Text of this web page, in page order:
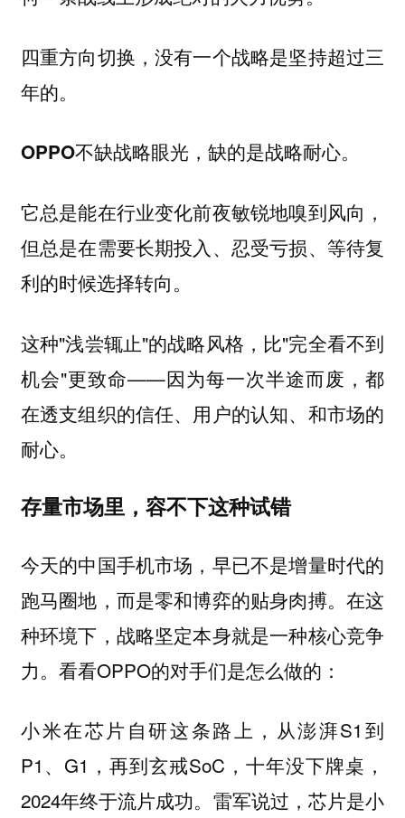
四重方向切换，没有一个战略是坚持超过三
年的。
OPPO不缺战略眼光，缺的是战略耐心。
它总是能在行业变化前夜敏锐地嗅到风向，
但总是在需要长期投入、忍受亏损、等待复
利的时候选择转向。
这种"浅尝辄止"的战略风格，比"完全看不到
机会"更致命——因为每一次半途而废，都
在透支组织的信任、用户的认知、和市场的
耐心。
存量市场里，容不下这种试错
今天的中国手机市场，早已不是增量时代的
跑马圈地，而是零和博弈的贴身肉搏。在这
种环境下，战略坚定本身就是一种核心竞争
力。看看OPPO的对手们是怎么做的：
小米在芯片自研这条路上，从澎湃S1到
P1、G1，再到玄戒SoC，十年没下牌桌，
2024年终于流片成功。 雷军说过，芯片是小